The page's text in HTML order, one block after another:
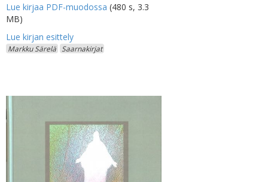
Lue kirjaa PDF-muodossa (480 s, 3.3
MB)
Markku Särelä Saarnakirjat